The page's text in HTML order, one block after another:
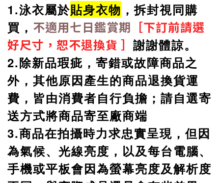
1.泳衣屬於貼身衣物 ，拆封視同購
買， 不適用七日鑑賞期 ［下訂前請選
好尺寸，恕不退換貨 ］ 謝謝體諒。
2.除新品瑕疵，寄錯或故障商品之
外，其他原因產生的商品退換貨運
費，皆由消費者自行負擔；請自選寄
送方式將商品寄至廠商端
3.商品在拍攝時力求忠實呈現，但因
為氣候、光線亮度，以及每台電腦、
手機或平板會因為螢幕亮度及解析度